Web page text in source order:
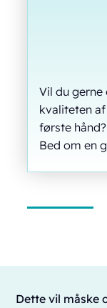
Vil du
kvaliteten
første
Bed om en
Dette vil måske